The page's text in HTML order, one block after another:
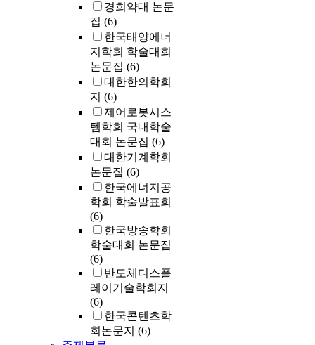
경희약대 논문
집 (6)
한국태양에너
지학회 학술대회
논문집 (6)
대한한의학회
지 (6)
제어로봇시스
템학회 국내학술
대회 논문집 (6)
대한기계학회
논문집 (6)
한국에너지공
학회 학술발표회
(6)
한국방송학회
학술대회 논문집
(6)
반도체디스플
레이기술학회지
(6)
한국콘텐츠학
회논문지 (6)